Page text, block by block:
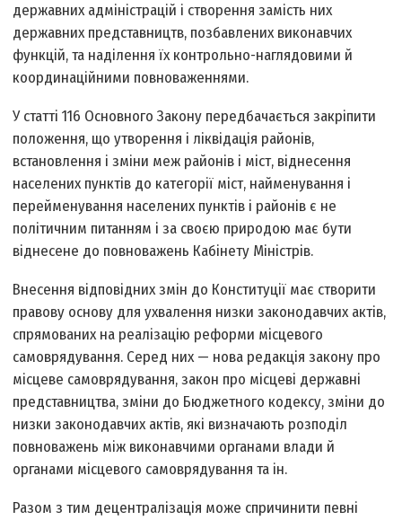
державних адміністрацій і створення замість них
державних представництв, позбавлених виконавчих
функцій, та наділення їх контрольно-наглядовими й
координаційними повноваженнями.
У статті 116 Основного Закону передбачається закріпити
положення, що утворення і ліквідація районів,
встановлення і зміни меж районів і міст, віднесення
населених пунктів до категорії міст, найменування і
перейменування населених пунктів і районів є не
політичним питанням і за своєю природою має бути
віднесене до повноважень Кабінету Міністрів.
Внесення відповідних змін до Конституції має створити
правову основу для ухвалення низки законодавчих актів,
спрямованих на реалізацію реформи місцевого
самоврядування. Серед них — нова редакція закону про
місцеве самоврядування, закон про місцеві державні
представництва, зміни до Бюджетного кодексу, зміни до
низки законодавчих актів, які визначають розподіл
повноважень між виконавчими органами влади й
органами місцевого самоврядування та ін.
Разом з тим децентралізація може спричинити певні